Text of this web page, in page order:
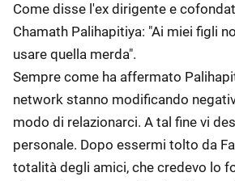
Come disse l'ex dirigente e
Chamath Palihapitiya: "Ai miei figli
usare quella merda".
Sempre come ha affermato
network stanno modificando
modo di relazionarci. A tal fine vi
personale. Dopo essermi tolto da
totalità degli amici, che credevo lo